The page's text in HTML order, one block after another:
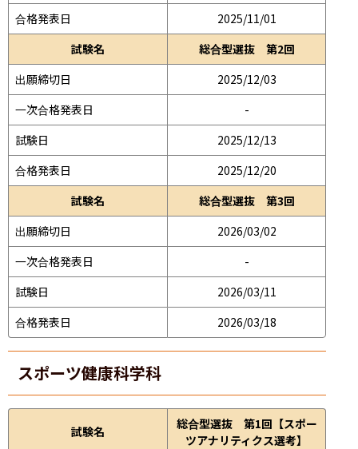
合格発表日
2025/11/01
試験名
総合型選抜 第2回
出願締切日
2025/12/03
一次合格発表日
-
試験日
2025/12/13
合格発表日
2025/12/20
試験名
総合型選抜 第3回
出願締切日
2026/03/02
一次合格発表日
-
試験日
2026/03/11
合格発表日
2026/03/18
スポーツ健康科学科
試験名
総合型選抜 第1回【スポー
ツアナリティクス選考】